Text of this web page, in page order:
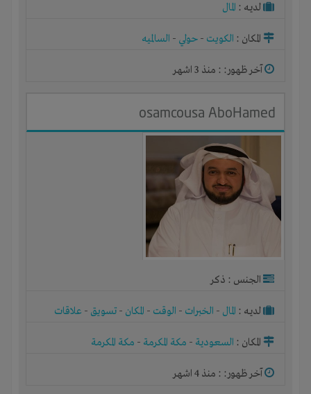
لديـه : المال
المكان : الكويت - حولي - السالميه
آخر ظهور: : منذ 3 اشهر
osamcousa AboHamed
الجنس : ذكر
لديـه : المال - الخبرات - الوقت - المكان - تسويق - علاقات
المكان : السعودية - مكة المكرمة - مكة المكرمة
آخر ظهور: : منذ 4 اشهر